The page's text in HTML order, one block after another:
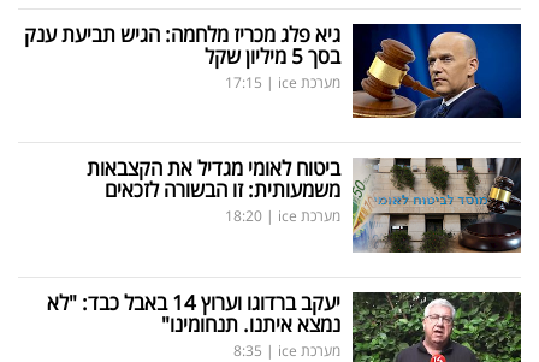
גיא פלג מכריז מלחמה: הגיש תביעת ענק
בסך 5 מיליון שקל
מערכת ice |
17:15
ביטוח לאומי מגדיל את הקצבאות
משמעותית: זו הבשורה לזכאים
מערכת ice |
18:20
יעקב ברדוגו וערוץ 14 באבל כבד: "לא
נמצא איתנו. תנחומינו"
מערכת ice |
8:35